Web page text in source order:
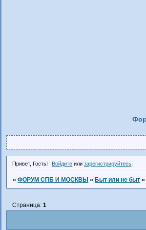
Привет, Гость! Войдите илизарегистрируйтесь
» ФОРУМ СПБ И МОСКВЫ » Быт или не быт »
Страница: 1